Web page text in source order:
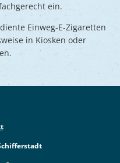
ein.
Einweg-E-Zigaretten
in Kiosken oder